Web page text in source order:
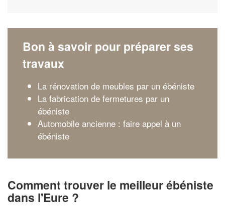
Bon à savoir pour préparer ses
travaux
La rénovation de meubles par un ébéniste
La fabrication de fermetures par un
ébéniste
Automobile ancienne : faire appel à un
ébéniste
Comment trouver le meilleur ébéniste
dans l'Eure ?